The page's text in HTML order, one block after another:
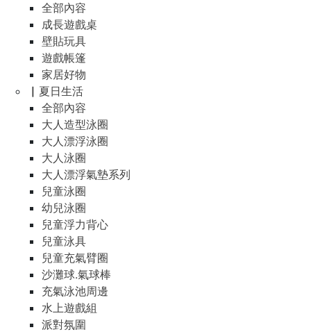
全部內容
成長遊戲桌
壁貼玩具
遊戲帳篷
家居好物
▏夏日生活
全部內容
大人造型泳圈
大人漂浮泳圈
大人泳圈
大人漂浮氣墊系列
兒童泳圈
幼兒泳圈
兒童浮力背心
兒童泳具
兒童充氣臂圈
沙灘球.氣球棒
充氣泳池周邊
水上遊戲組
派對氛圍